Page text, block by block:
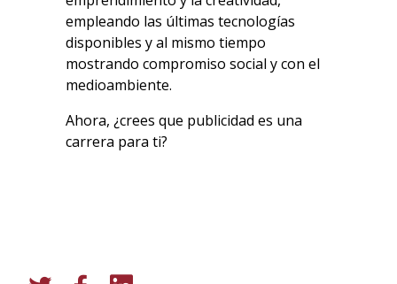
empleando las últimas tecnologías
disponibles y al mismo tiempo
mostrando compromiso social y con el
medioambiente.
Ahora, ¿crees que publicidad es una
carrera para ti?